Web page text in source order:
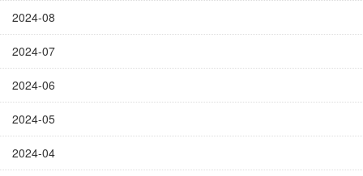
2024-08
2024-07
2024-06
2024-05
2024-04